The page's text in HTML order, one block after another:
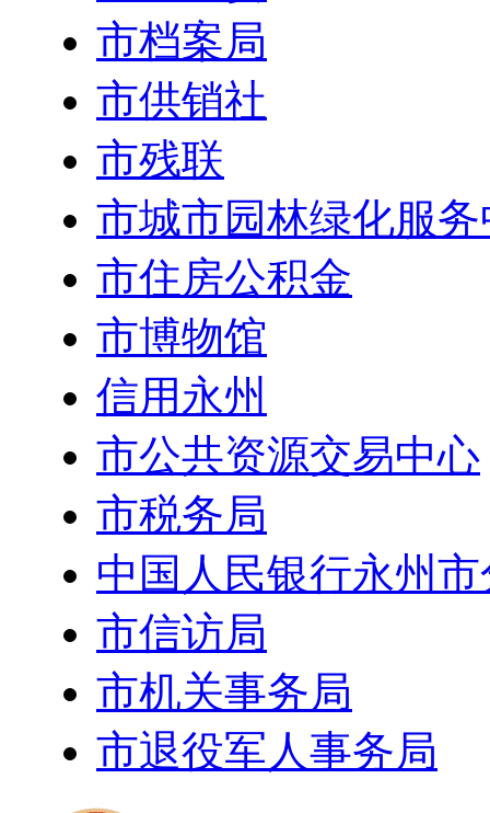
市档案局
市供销社
市残联
市城市园林绿化服
市住房公积金
市博物馆
信用永州
市公共资源交易中心
市税务局
中国人民银行永州
市信访局
市机关事务局
市退役军人事务局